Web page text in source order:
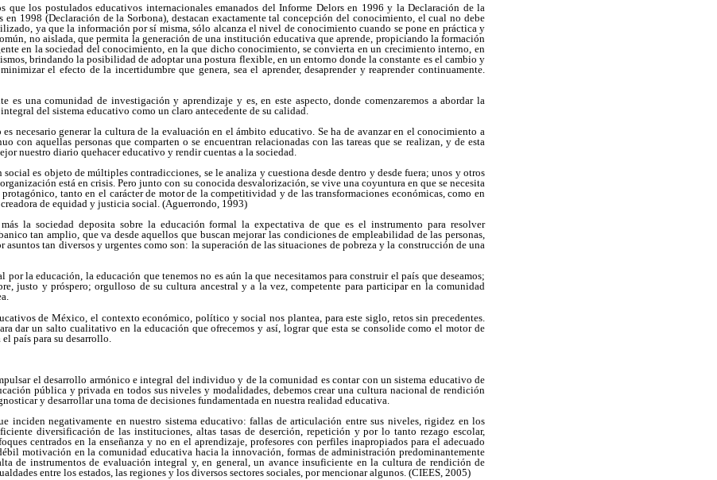
que los postulados educativos internacionales emanados del Informe Delors en 1996 y la Declaración de la
en 1998 (Declaración de la Sorbona), destacan exactamente tal concepción del conocimiento, el cual no debe
ya que la información por sí misma, sólo alcanza el nivel de conocimiento cuando se pone en práctica y
no aislada, que permita la generación de una institución educativa que aprende, propiciando la formación
en la sociedad del conocimiento, en la que dicho conocimiento, se convierta en un crecimiento interno, en
brindando la posibilidad de adoptar una postura flexible, en un entorno donde la constante es el cambio y
el efecto de la incertidumbre que genera, sea el aprender, desaprender y reaprender continuamente.
es una comunidad de investigación y aprendizaje y es, en este aspecto, donde comenzaremos a abordar la
del sistema educativo como un claro antecedente de su calidad.
es necesario generar la cultura de la evaluación en el ámbito educativo. Se ha de avanzar en el conocimiento a
con aquellas personas que comparten o se encuentran relacionadas con las tareas que se realizan, y de esta
nuestro diario quehacer educativo y rendir cuentas a la sociedad.
es objeto de múltiples contradicciones, se le analiza y cuestiona desde dentro y desde fuera; unos y otros
está en crisis. Pero junto con su conocida desvalorización, se vive una coyuntura en que se necesita
tanto en el carácter de motor de la competitividad y de las transformaciones económicas, como en
de equidad y justicia social. (Aguerrondo, 1993)
la sociedad deposita sobre la educación formal la expectativa de que es el instrumento para resolver
tan amplio, que va desde aquellos que buscan mejorar las condiciones de empleabilidad de las personas,
asuntos tan diversos y urgentes como son: la superación de las situaciones de pobreza y la construcción de una
por la educación, la educación que tenemos no es aún la que necesitamos para construir el país que deseamos;
justo y próspero; orgulloso de su cultura ancestral y a la vez, competente para participar en la comunidad
de México, el contexto económico, político y social nos plantea, para este siglo, retos sin precedentes.
dar un salto cualitativo en la educación que ofrecemos y así, lograr que esta se consolide como el motor de
país para su desarrollo.
el desarrollo armónico e integral del individuo y de la comunidad es contar con un sistema educativo de
pública y privada en todos sus niveles y modalidades, debemos crear una cultura nacional de rendición
y desarrollar una toma de decisiones fundamentada en nuestra realidad educativa.
inciden negativamente en nuestro sistema educativo: fallas de articulación entre sus niveles, rigidez en los
diversificación de las instituciones, altas tasas de deserción, repetición y por lo tanto rezago escolar,
centrados en la enseñanza y no en el aprendizaje, profesores con perfiles inapropiados para el adecuado
motivación en la comunidad educativa hacia la innovación, formas de administración predominantemente
de instrumentos de evaluación integral y, en general, un avance insuficiente en la cultura de rendición de
entre los estados, las regiones y los diversos sectores sociales, por mencionar algunos. (CIEES, 2005)